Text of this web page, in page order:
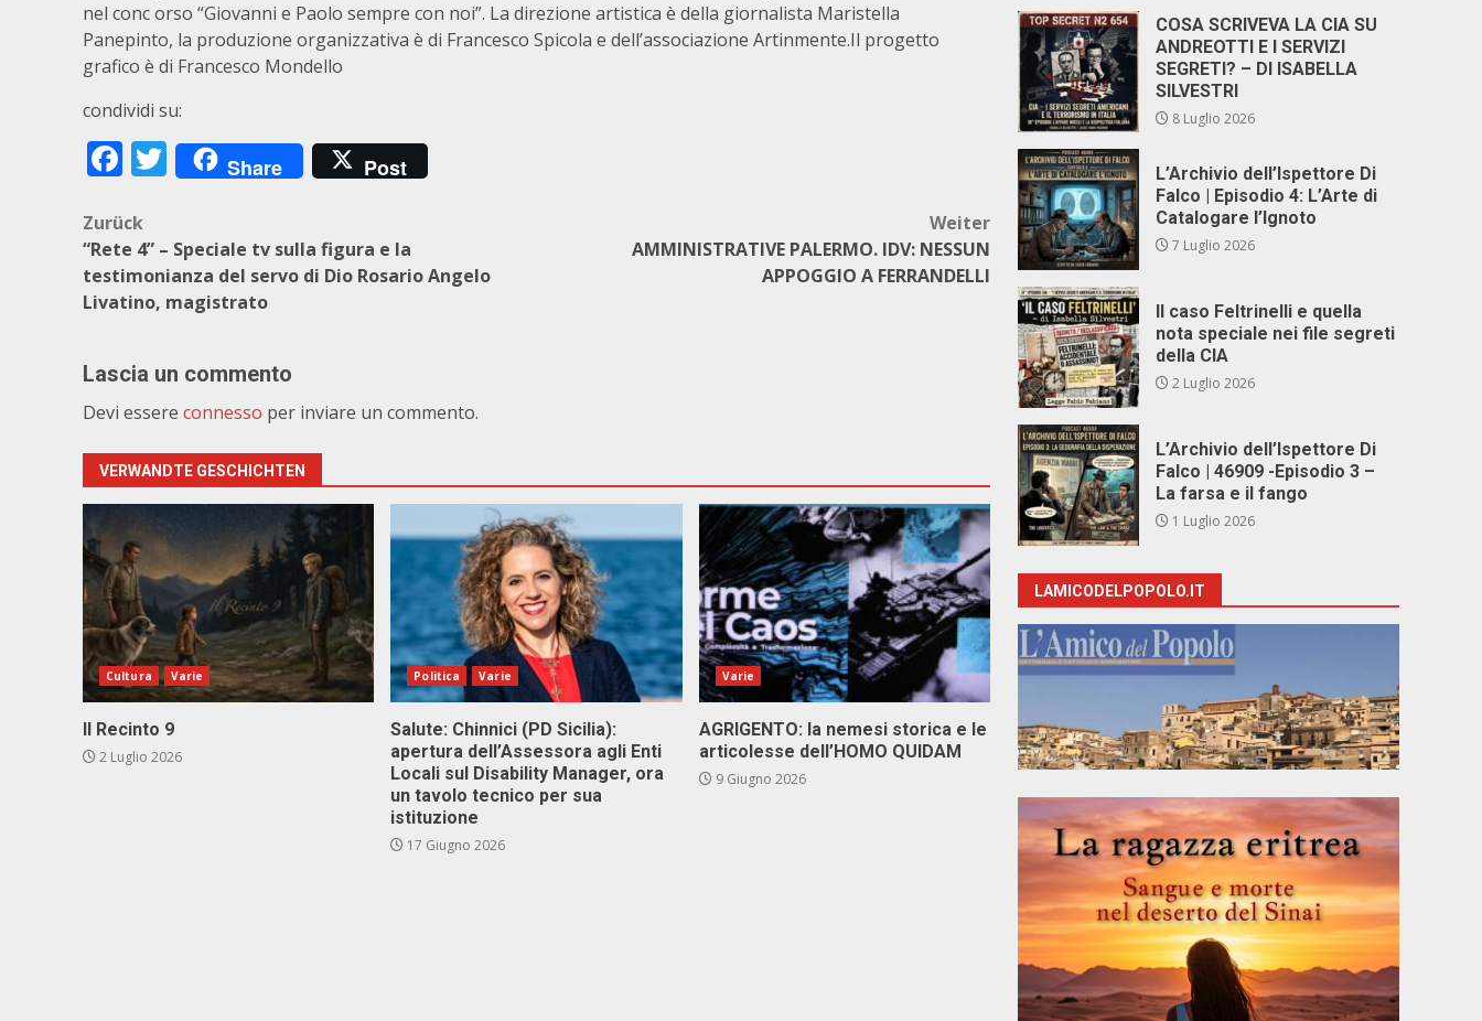
nel conc orso “Giovanni e Paolo sempre con noi”. La direzione artistica è della giornalista Maristella
Panepinto, la produzione organizzativa è di Francesco Spicola e dell’associazione Artinmente.Il progetto
grafico è di Francesco Mondello
condividi su:
Facebook
Twitter
Share Post
Beitragsnavigation
Zurück
“Rete 4” – Speciale tv sulla figura e la
testimonianza del servo di Dio Rosario Angelo
Livatino, magistrato
Weiter
AMMINISTRATIVE PALERMO. IDV: NESSUN
APPOGGIO A FERRANDELLI
Lascia un commento
Devi essere connesso per inviare un commento.
VERWANDTE GESCHICHTEN
Cultura Varie
Il Recinto 9
2 Luglio 2026
Politica Varie
Salute: Chinnici (PD Sicilia):
apertura dell’Assessora agli Enti
Locali sul Disability Manager, ora
un tavolo tecnico per sua
istituzione
17 Giugno 2026
Varie
AGRIGENTO: la nemesi storica e le
articolesse dell’HOMO QUIDAM
9 Giugno 2026
COSA SCRIVEVA LA CIA SU
ANDREOTTI E I SERVIZI
SEGRETI? – DI ISABELLA
SILVESTRI
8 Luglio 2026
L’Archivio dell’Ispettore Di
Falco | Episodio 4: L’Arte di
Catalogare l’Ignoto
7 Luglio 2026
Il caso Feltrinelli e quella
nota speciale nei file segreti
della CIA
2 Luglio 2026
L’Archivio dell’Ispettore Di
Falco | 46909 -Episodio 3 –
La farsa e il fango
1 Luglio 2026
LAMICODELPOPOLO.IT